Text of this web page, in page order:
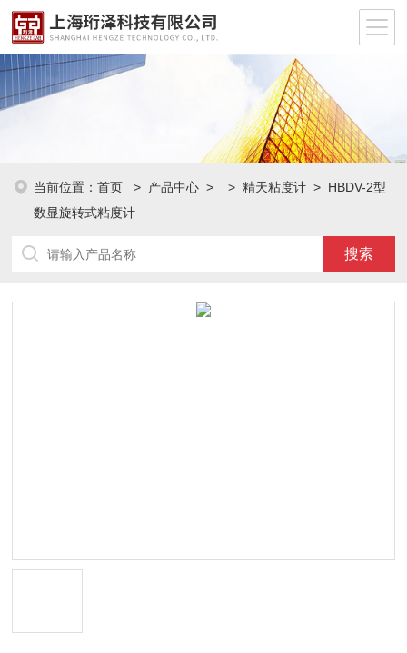
当前位置：首页 > 产品中心 > >精天粘度计 > HBDV-2型
数显旋转式粘度计